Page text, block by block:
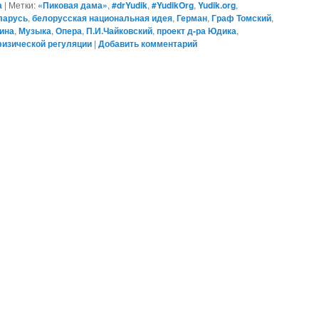
| Метки: «Пиковая дама»,#‎drYudik,#YudikOrg,Yudik.org,
,белорусская национальная идея,Герман,Граф Томский,
,Музыка,Опера,П.И.Чайковский,проект д-ра Юдика,
регуляции | Добавить комментарий